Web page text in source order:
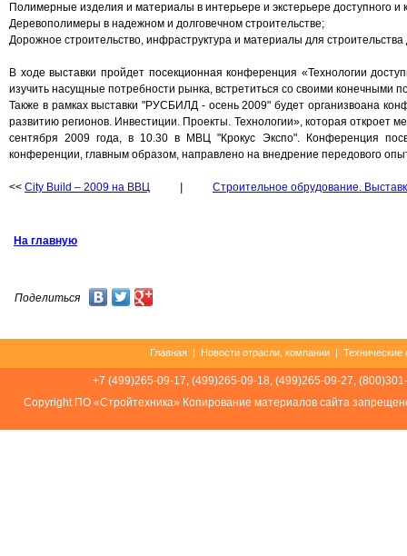
Полимерные изделия и материалы в интерьере и экстерьере доступного и
Деревополимеры в надежном и долговечном строительстве;
Дорожное строительство, инфраструктура и материалы для строительства
В ходе выставки пройдет посекционная конференция «Технологии
изучить насущные потребности рынка, встретиться со своими конечными
Также в рамках выставки "РУСБИЛД - осень 2009" будет организвоана
развитию регионов. Инвестиции. Проекты. Технологии», которая
сентября 2009 года, в 10.30 в МВЦ "Крокус Экспо". Конференция
конференции, главным образом, направлено на внедрение передового
<< City Build – 2009 на ВВЦ Строительное обрудование.
На главную
Поделиться
Главная | Новости отрасли, компании | Технические
+7 (499)265-09-17, (499)265-09-18, (499)265-09-27,
Соpуright ПО «Стройтехника» Копирование материалов сайта